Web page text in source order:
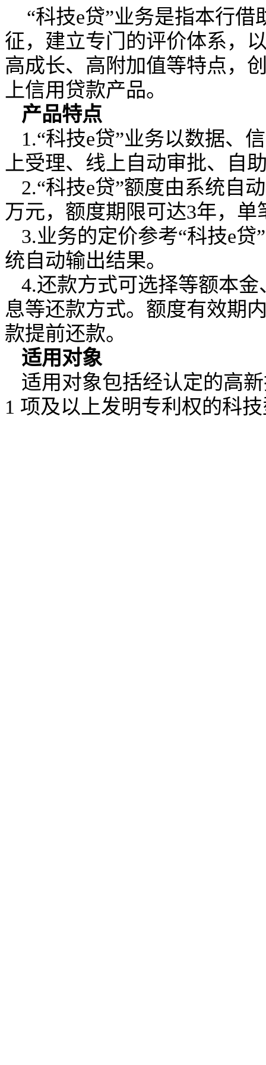
“科技e贷”业务是指本行借
征，建立专门的评价体系，
高成长、高附加值等特点，
上信用贷款产品。
产品特点
1.“科技e贷”业务以数据、
上受理、线上自动审批、自
2.“科技e贷”额度由系统自
万元，额度期限可达3年，单
3.业务的定价参考“科技e贷
统自动输出结果。
4.还款方式可选择等额本
息等还款方式。额度有效期
款提前还款。
适用对象
适用对象包括经认定的高
1 项及以上发明专利权的科